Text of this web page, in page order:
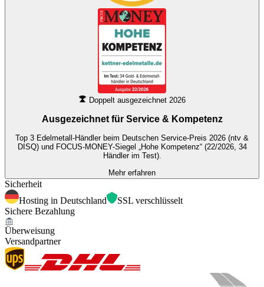
Doppelt ausgezeichnet 2026
Ausgezeichnet für Service & Kompetenz
Top 3 Edelmetall-Händler beim Deutschen Service-Preis 2026 (ntv &
DISQ) und FOCUS-MONEY-Siegel „Hohe Kompetenz“ (22/2026, 34
Händler im Test).
Mehr erfahren
Sicherheit
Hosting in Deutschland
SSL verschlüsselt
Sichere Bezahlung
Überweisung
Versandpartner